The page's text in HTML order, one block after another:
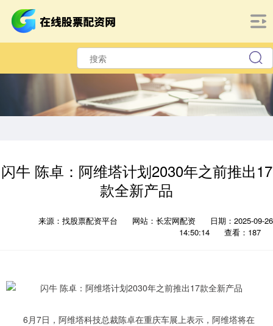
闪牛 陈卓：阿维塔计划2030年之前推出17
款全新产品
来源：找股票配资平台 网站：长宏网配资
日期：2025-09-26
14:50:14
查看：187
6月7日，阿维塔科技总裁陈卓在重庆车展上表示，阿维塔将在